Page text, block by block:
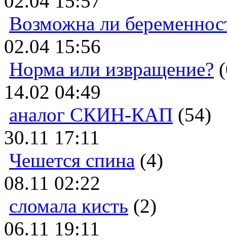
Возможна ли
02.04 15:56
Норма или извращение?
14.02 04:49
аналог СКИН-КАП (54)
30.11 17:11
Чешется спина (4)
08.11 02:22
сломала кисть (2)
06.11 19:11